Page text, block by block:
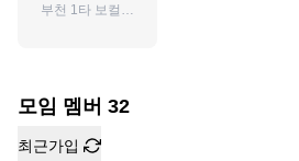
부천 1타 보컬트
모임 멤버 32
최근가입